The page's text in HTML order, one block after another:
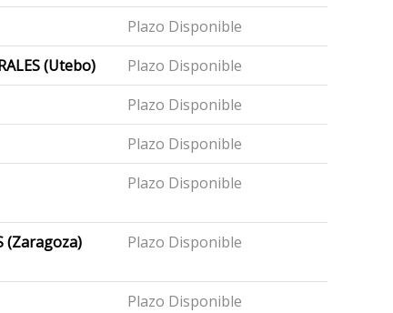
Plazo Disponible
(Utebo)
Plazo Disponible
Plazo Disponible
Plazo Disponible
Plazo Disponible
(Zaragoza)
Plazo Disponible
Plazo Disponible